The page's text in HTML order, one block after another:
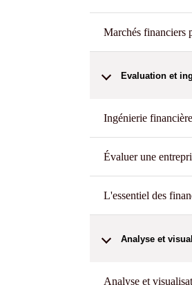
Marchés financiers
Evaluation et
Ingénierie
Évaluer une
L'essentiel des
Analyse et
Analyse et